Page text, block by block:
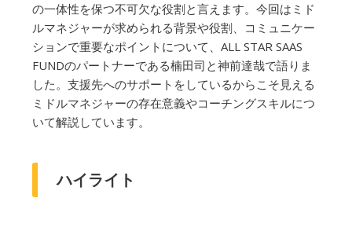
の一体性を保つ不可欠な役割と言えます。今回はミド
ルマネジャーが求められる背景や役割、コミュニケー
ションで重要なポイントについて、ALL STAR SAAS
FUNDのパートナーである楠田司と神前達哉で語りま
した。支援先へのサポートをしているからこそ見える
ミドルマネジャーの存在意義やコーチングスキルにつ
いて解説しています。
ハイライト